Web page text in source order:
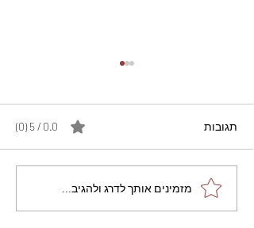
מתכון מנצח עוגת מייפל
שוקולד בחושה וקלה - זיוה
תגובות 0.0 / 5 ‏(0)
מזמינים אותך לדרג ולהגיב...